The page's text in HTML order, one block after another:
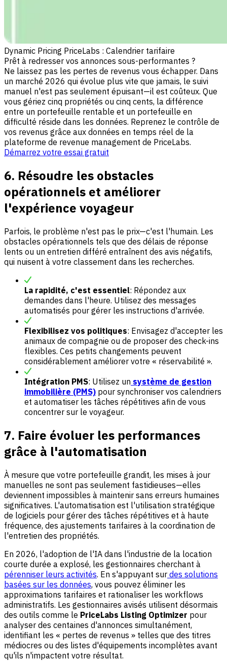
Dynamic Pricing PriceLabs : Calendrier tarifaire
Prêt à redresser vos annonces sous-performantes ?
Ne laissez pas les pertes de revenus vous échapper. Dans
un marché 2026 qui évolue plus vite que jamais, le suivi
manuel n'est pas seulement épuisant—il est coûteux. Que
vous gériez cinq propriétés ou cinq cents, la différence
entre un portefeuille rentable et un portefeuille en
difficulté réside dans les données. Reprenez le contrôle de
vos revenus grâce aux données en temps réel de la
plateforme de revenue management de PriceLabs.
Démarrez votre essai gratuit
6. Résoudre les obstacles
opérationnels et améliorer
l'expérience voyageur
Parfois, le problème n'est pas le prix—c'est l'humain. Les
obstacles opérationnels tels que des délais de réponse
lents ou un entretien différé entraînent des avis négatifs,
qui nuisent à votre classement dans les recherches.
La rapidité, c'est essentiel: Répondez aux
demandes dans l'heure. Utilisez des messages
automatisés pour gérer les instructions d'arrivée.
Flexibilisez vos politiques: Envisagez d'accepter les
animaux de compagnie ou de proposer des check-ins
flexibles. Ces petits changements peuvent
considérablement améliorer votre « réservabilité ».
Intégration PMS: Utilisez un système de gestion
immobilière (PMS) pour synchroniser vos calendriers
et automatiser les tâches répétitives afin de vous
concentrer sur le voyageur.
7. Faire évoluer les performances
grâce à l'automatisation
À mesure que votre portefeuille grandit, les mises à jour
manuelles ne sont pas seulement fastidieuses—elles
deviennent impossibles à maintenir sans erreurs humaines
significatives. L'automatisation est l'utilisation stratégique
de logiciels pour gérer des tâches répétitives et à haute
fréquence, des ajustements tarifaires à la coordination de
l'entretien des propriétés.
En 2026, l'adoption de l'IA dans l'industrie de la location
courte durée a explosé, les gestionnaires cherchant à
pérenniser leurs activités. En s'appuyant sur des solutions
basées sur les données, vous pouvez éliminer les
approximations tarifaires et rationaliser les workflows
administratifs. Les gestionnaires avisés utilisent désormais
des outils comme le PriceLabs Listing Optimizer pour
analyser des centaines d'annonces simultanément,
identifiant les « pertes de revenus » telles que des titres
médiocres ou des listes d'équipements incomplètes avant
qu'ils n'impactent votre résultat.